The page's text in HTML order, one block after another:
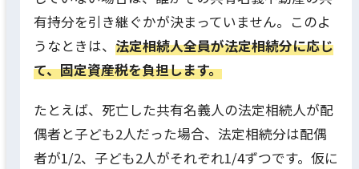
有持分を引き継ぐかが決まっていません。このよ
うなときは、 法定相続人全員が法定相続分に応じ
て、固定資産税を負担します。
たとえば、死亡した共有名義人の法定相続人が配
偶者と子ども2人だった場合、法定相続分は配偶
者が1/2、子ども2人がそれぞれ1/4ずつです。仮に